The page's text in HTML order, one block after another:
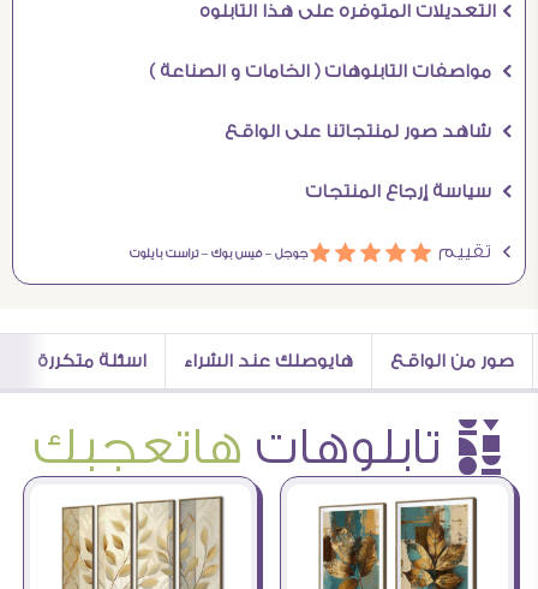
Ö التعديلات المتوفره على هذا التابلوه
Ö مواصفات التابلوهات ( الخامات و الصناعة )
Ö شاهد صور لمنتجاتنا على الواقع
Ö سياسة إرجاع المنتجات
Ö تقييم áááááجوجل –فيس بوك –تراست بايلوت
صور من الواقع هايوصلك عند الشراء اسئلة متكررة
è تابلوهات هاتعجبك